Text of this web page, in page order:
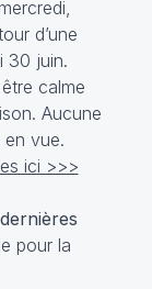
d’une
30 juin.
calme
Aucune
en vue.
ici >>>
pour la